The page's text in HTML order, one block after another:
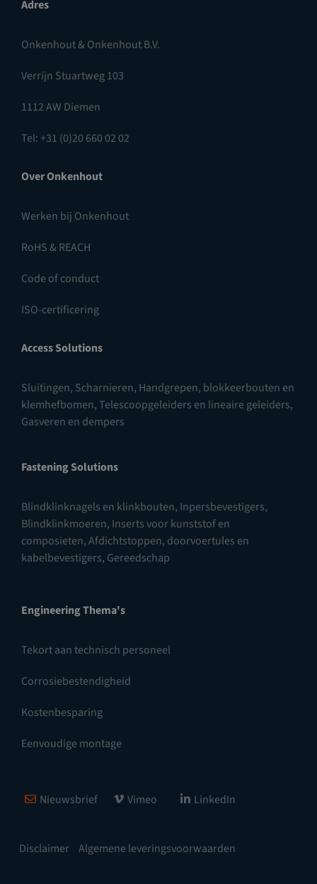
Adres
Onkenhout & Onkenhout B.V.
Verrijn Stuartweg 103
1112 AW Diemen
Tel: +31 (0)20 660 02 02
Over Onkenhout
Werken bij Onkenhout
RoHS & REACH
Code of conduct
ISO-certificering
Access Solutions
Sluitingen, Scharnieren, Handgrepen, blokkeerbouten en
klemhefbomen,Telescoopgeleiders en lineaire geleiders,
Gasveren en dempers
Fastening Solutions
Blindklinknagels en klinkbouten, Inpersbevestigers,
Blindklinkmoeren, Inserts voor kunststof en
composieten,Afdichtstoppen, doorvoertules en
kabelbevestigers, Gereedschap
Engineering Thema's
Tekort aan technisch personeel
Corrosiebestendigheid
Kostenbesparing
Eenvoudige montage
Disclaimer Algemene leveringsvoorwaarden
Nieuwsbrief Vimeo LinkedIn